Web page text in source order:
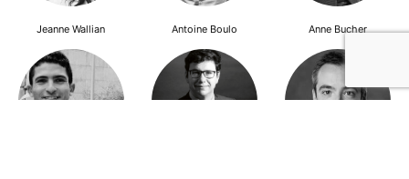
Jeanne Wallian Antoine Boulo Anne Bucher